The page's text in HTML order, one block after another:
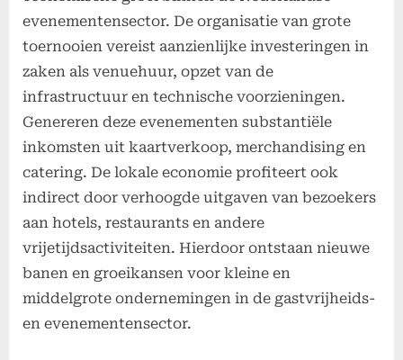
evenementensector. De organisatie van grote
toernooien vereist aanzienlijke investeringen in
zaken als venuehuur, opzet van de
infrastructuur en technische voorzieningen.
Genereren deze evenementen substantiële
inkomsten uit kaartverkoop, merchandising en
catering. De lokale economie profiteert ook
indirect door verhoogde uitgaven van bezoekers
aan hotels, restaurants en andere
vrijetijdsactiviteiten. Hierdoor ontstaan nieuwe
banen en groeikansen voor kleine en
middelgrote ondernemingen in de gastvrijheids-
en evenementensector.